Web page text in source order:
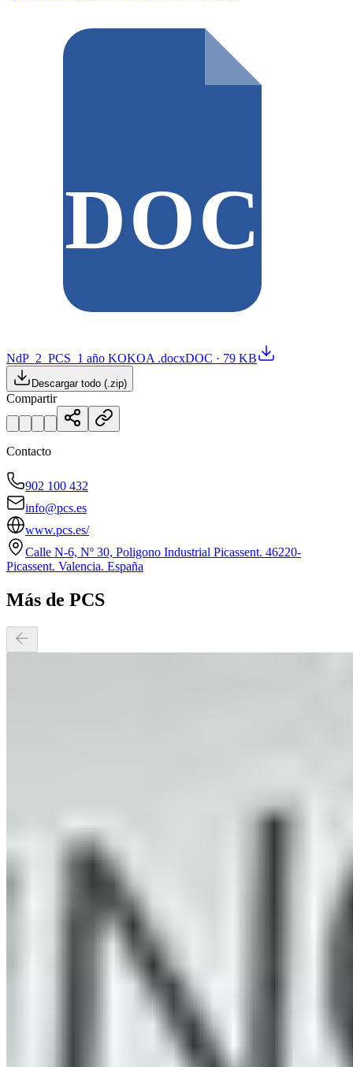
DOC
NdP_2_PCS_1 año KOKOA .docxDOC · 79 KB
Descargar todo (.zip)
Compartir
Contacto
902 100 432
info@pcs.es
www.pcs.es/
Calle N-6, Nº 30, Poligono Industrial Picassent. 46220-
Picassent. Valencia. España
Más de PCS